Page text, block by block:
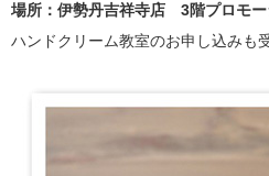
場所：伊勢丹吉祥寺店 3階プロモー
ハンドクリーム教室のお申し込みも